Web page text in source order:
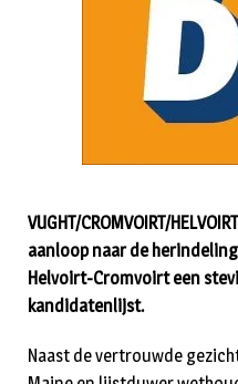
VUGHT/CROMVOIRT/
aanloop naar de
Helvoirt-Cromvoirt een
kandidatenlijst.
Naast de vertrouwde